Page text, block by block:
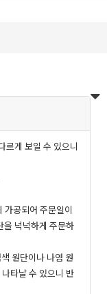
르게 보일 수 있으니
공되어 주문일이
을 넉넉하게 주문하
원단이나 나염 원
타날 수 있으니 반